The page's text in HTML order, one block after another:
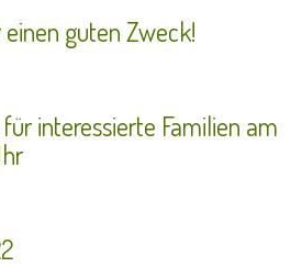
guten Zweck!
interessierte Familien am